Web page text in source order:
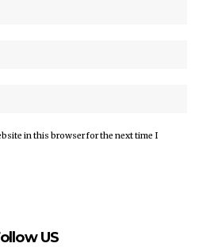
in this browser for the next time I
US